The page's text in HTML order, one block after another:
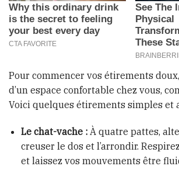
Pour commencer vos étirements
d’un espace confortable chez vous,
Voici quelques étirements simples et
Le chat-vache :À quatre pattes,
creuser le dos et l’arrondir.
et laissez vos mouvements être